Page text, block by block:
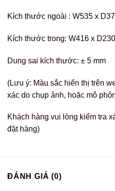
Kích thước ngoài : W535 x
Kích thước trong: W416 x
Dung sai kích thước: ± 5 mm
(Lưu ý: Màu sắc hiển thị trên
xác do chụp ảnh, hoặc mô
Khách hàng vui lòng kiểm tra
đặt hàng)
ĐÁNH GIÁ (0)